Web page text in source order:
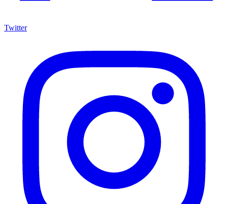
Twitter